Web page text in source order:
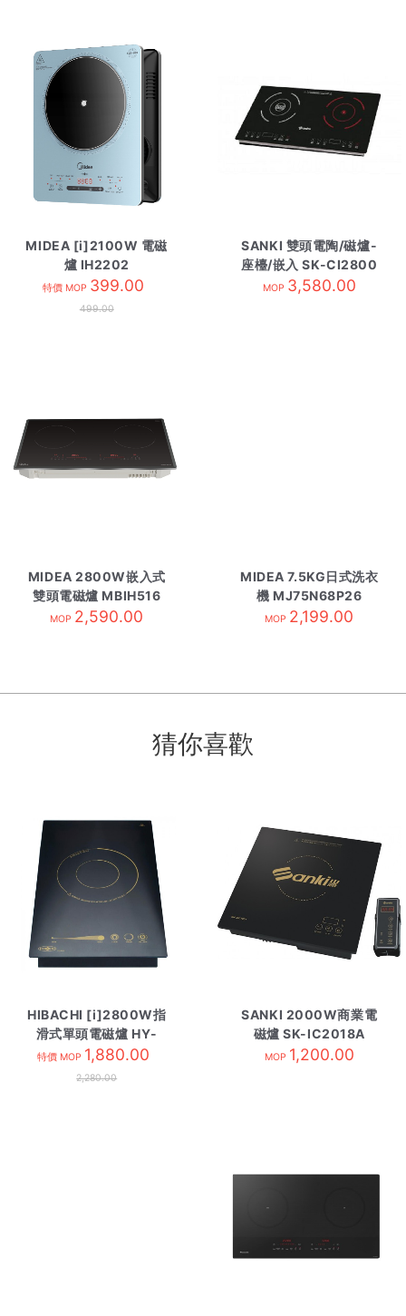
MIDEA [i]2100W 電磁
爐 IH2202
特價 MOP 399.00
499.00
SANKI 雙頭電陶/磁爐-
座檯/嵌入 SK-CI2800
MOP 3,580.00
MIDEA 2800W嵌入式
雙頭電磁爐 MBIH516
MOP 2,590.00
MIDEA 7.5KG日式洗衣
機 MJ75N68P26
MOP 2,199.00
猜你喜歡
HIBACHI [i]2800W指
滑式單頭電磁爐 HY-
128CD1
特價 MOP 1,880.00
2,280.00
SANKI 2000W商業電
磁爐 SK-IC2018A
MOP 1,200.00